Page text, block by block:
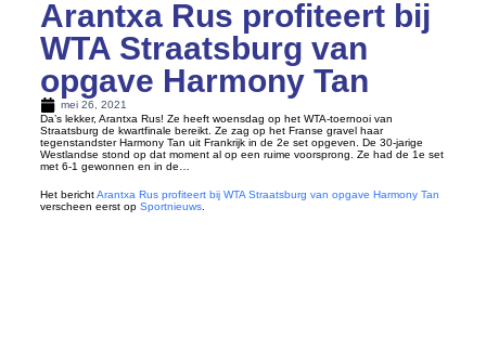
Arantxa Rus profiteert bij
WTA Straatsburg van
opgave Harmony Tan
mei 26, 2021
Da’s lekker, Arantxa Rus! Ze heeft woensdag op het WTA-toernooi van
Straatsburg de kwartfinale bereikt. Ze zag op het Franse gravel haar
tegenstandster Harmony Tan uit Frankrijk in de 2e set opgeven. De 30-jarige
Westlandse stond op dat moment al op een ruime voorsprong. Ze had de 1e set
met 6-1 gewonnen en in de…
Het berichtArantxa Rus profiteert bij WTA Straatsburg van opgave Harmony Tan
verscheen eerst op Sportnieuws.